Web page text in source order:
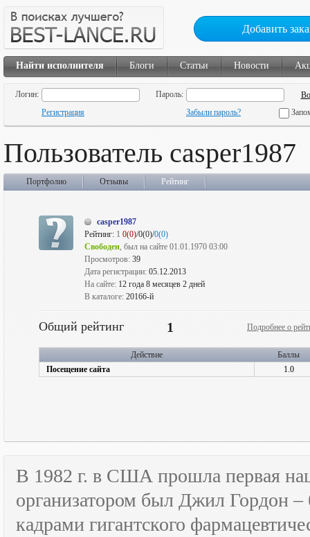
Добавить
Найти исполнителя Блоги Статьи Новости
Логин:
Пароль:
Регистрация
Забыли пароль?
Пользователь casper1987
Портфолио Отзывы Рейтинг
casper1987
Рейтинг: 1 0(0)/0(0)/0(0)
Свободен, был на сайте 01.01.1970 03:00
Просмотров: 39
Дата регистрации: 05.12.2013
На сайте: 12 года 8 месяцев 2 дней
В каталоге: 20166-й
Общий рейтинг 1 Подробнее о
Действие
Баллы
Посещение сайта
1.0
В 1982 г. в США прошла первая
организатором был Джил Гордон –
кадрами гигантского